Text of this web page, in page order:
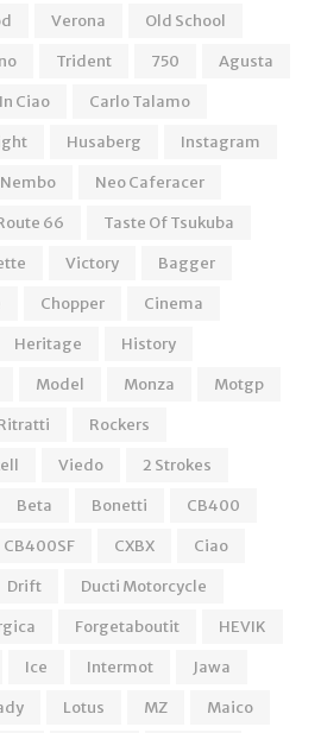
Verona
Old School
Trident 750
Agusta
Ciao
Carlo Talamo
Husaberg
Instagram
Nembo
Neo Caferacer
66
Taste Of Tsukuba
Victory
Bagger
Chopper
Cinema
Heritage
History
Model Monza
Motgp
Rockers
Viedo
2 Strokes
Beta Bonetti
CB400
CB400SF CXBX
Ciao
Drift
Ducti Motorcycle
Forgetaboutit
HEVIK
Ice Intermot
Jawa
Lotus MZ
Maico